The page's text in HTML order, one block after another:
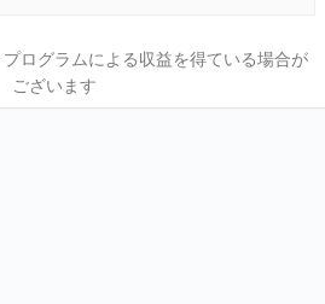
ログラムによる収益を得ている場合が
ございます